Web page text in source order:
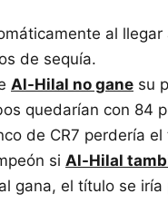
al
de sequía.
Al-Hilal no gane su
quedarían con 84
de CR7 perdería el
si Al-Hilal
gana, el título se iría